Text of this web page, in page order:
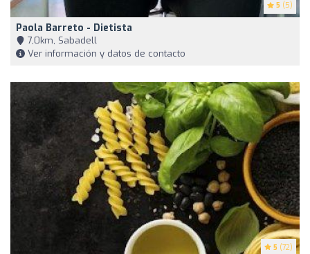
5 (5)
Paola Barreto - Dietista
7,0km, Sabadell
Ver información y datos de contacto
5 (72)